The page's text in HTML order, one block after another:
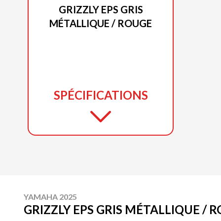
GRIZZLY EPS GRIS
MÉTALLIQUE / ROUGE
SPÉCIFICATIONS
YAMAHA 2025
GRIZZLY EPS GRIS MÉTALLIQUE /